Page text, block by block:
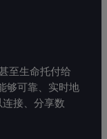
至生命托付给
够可靠、实时地
接、分享数